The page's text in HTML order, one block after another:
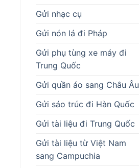
Gửi nhạc cụ
Gửi nón lá đi Pháp
Gửi phụ tùng xe máy đi
Trung Quốc
Gửi quần áo sang Châu Âu
Gửi sáo trúc đi Hàn Quốc
Gửi tài liệu đi Trung Quốc
Gửi tài liệu từ Việt Nam
sang Campuchia